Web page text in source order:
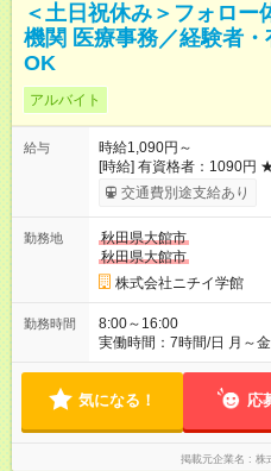
＜土日祝休み＞フォロ
機関 医療事務／経験者
OK
アルバイト
給与
時給1,090円～
[時給] 有資格者：1090円 ★キャリアアップ制度あり 進級により
給与がアップします！ 【試用期間】試用期間あり 試用期間の長
さ：3ヶ月 雇用形態、給
交通費別途支給あり
勤務地
秋田県大館市
秋田県大館市
株式会社ニチイ学館
勤務時間
8:00～16:00
実働時間：7時間/日 月～
間以外の時間帯、実働時
気になる！ 応
掲載元企業名 株